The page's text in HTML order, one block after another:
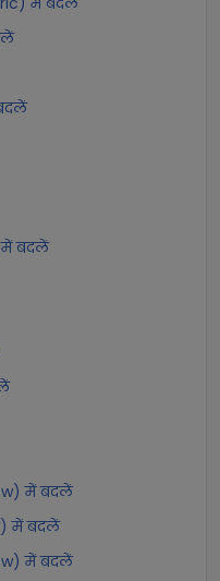
में बदलें
में बदलें
में बदलें
में बदलें